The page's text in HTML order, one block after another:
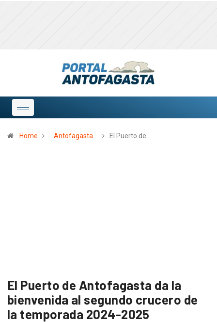
Home Antofagasta El Puerto de…
El Puerto de Antofagasta da la
bienvenida al segundo crucero de
la temporada 2024-2025